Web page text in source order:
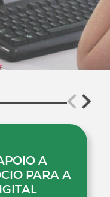
A
PARA A